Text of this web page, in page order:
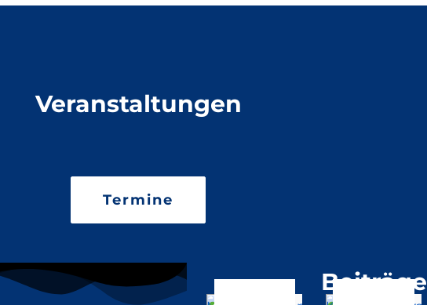
Veranstaltungen
Termine
Beiträge